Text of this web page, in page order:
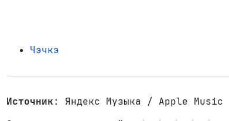
Чэчкэ
Источник: Яндекс Музыка / Apple Music